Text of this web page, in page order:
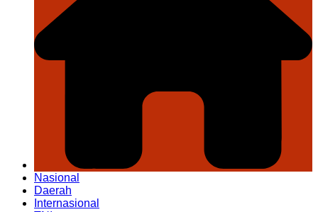
Nasional
Daerah
Internasional